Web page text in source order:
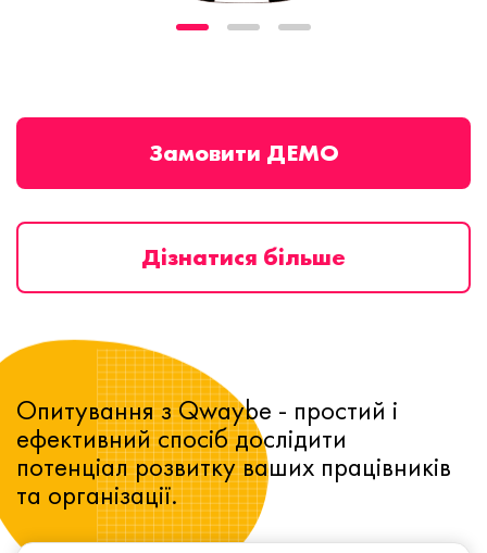
Замовити ДЕМО
Дізнатися більше
Опитування з Qwaybe - простий і
ефективний спосіб дослідити
потенціал розвитку ваших працівників
та організації.